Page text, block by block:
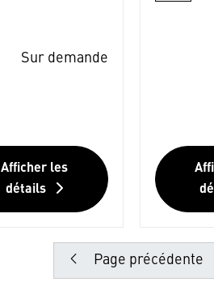
Sur demande
Afficher les
détails
Page précédente